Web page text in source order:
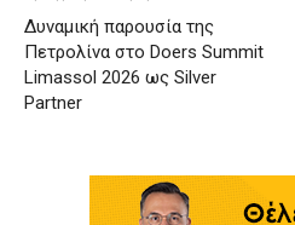
Δυναμική παρουσία της
Πετρολίνα στο Doers Summit
Limassol 2026 ως Silver
Partner